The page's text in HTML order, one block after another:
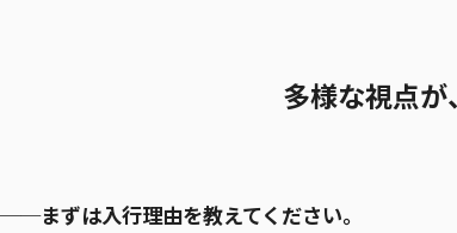
多様な視点
──まずは入行理由を教えてください。